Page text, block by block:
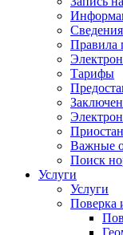
Правила
Тарифы
Важные
Поиск
Услуги
Услуги
Поверка